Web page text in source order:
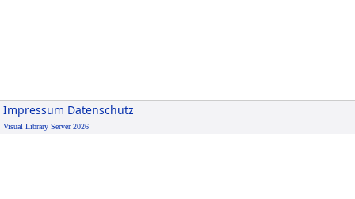
Impressum Datenschutz
Visual Library Server 2026